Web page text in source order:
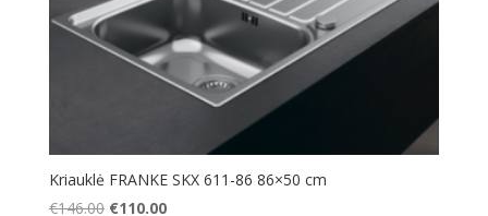
Kriauklė FRANKE SKX 611-86 86×50 cm
€146.00 Original
€110.00Current